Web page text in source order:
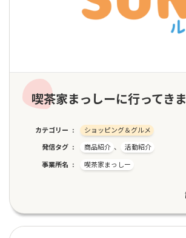
喫茶家まっしーに行ってき
カテゴリー
ショッピング＆グルメ
発信タグ
商品紹介 、
活動紹介
事業所名
喫茶家まっしー